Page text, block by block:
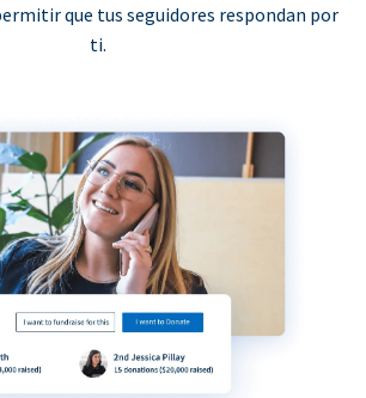
que tus seguidores respondan por
ti.